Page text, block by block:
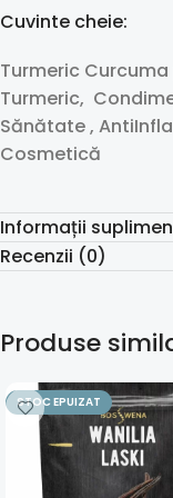
Cuvinte cheie:
Turmeric
Turmeric,
Sănătate ,
Cosmetică
Informații
Recenzii (0)
Produse
STOC EPUIZAT